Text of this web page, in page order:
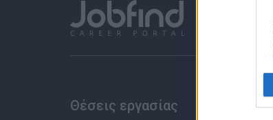
Θέσεις εργασίας